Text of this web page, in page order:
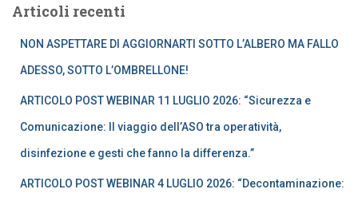
c
Articoli recenti
NON ASPETTARE DI AGGIORNARTI SOTTO L’ALBERO MA FALLO
ADESSO, SOTTO L’OMBRELLONE!
ARTICOLO POST WEBINAR 11 LUGLIO 2026: “Sicurezza e
Comunicazione: Il viaggio dell’ASO tra operatività,
disinfezione e gesti che fanno la differenza.”
ARTICOLO POST WEBINAR 4 LUGLIO 2026: “Decontaminazione: